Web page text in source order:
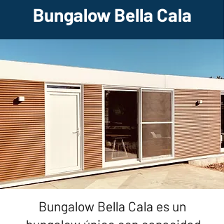
Bungalow Bella Cala
Bungalow Bella Cala es un